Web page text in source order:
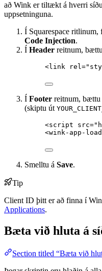
að Wink er tiltækt á hverri
uppsetninguna.
Í Squarespace ritlinum,
Code Injection.
Í Header reitnum,
<link rel ="
Í Footer reitnum,
(skiptu út
<script src="
<wink-app-
Smelltu á Save.
Tip
Client ID þitt er að finna í
Applications.
Bæta við hluta á
Section titled “Bæta við